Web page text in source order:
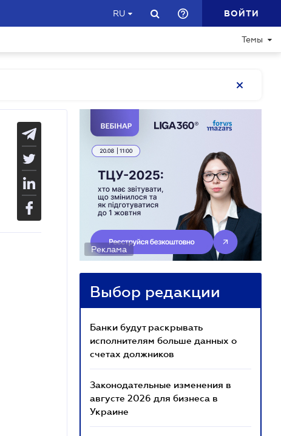
RU ВОЙТИ
Темы
Реклама
Выбор редакции
Банки будут раскрывать
исполнителям больше данных о
счетах должников
Законодательные изменения в
августе 2026 для бизнеса в
Украине